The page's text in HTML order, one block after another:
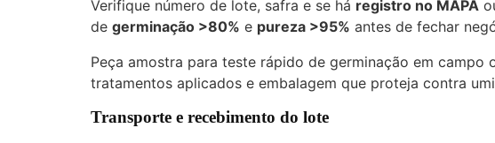
Verifique número de lote, safra e se há registro no MAPA
de germinação >80% e pureza >95% antes de fechar
Peça amostra para teste rápido de germinação em campo
tratamentos aplicados e embalagem que proteja contra
Transporte e recebimento do lote